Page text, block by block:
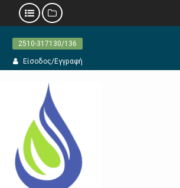
2510-317130/136
Είσοδος/Εγγραφή